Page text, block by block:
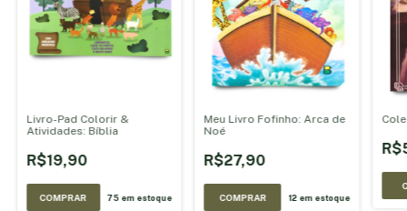
Livro-Pad Colorir &
Atividades: Bíblia
R$19,90
75 em estoque
Meu Livro Fofinho: Arca de
Noé
R$27,90
12 em estoque